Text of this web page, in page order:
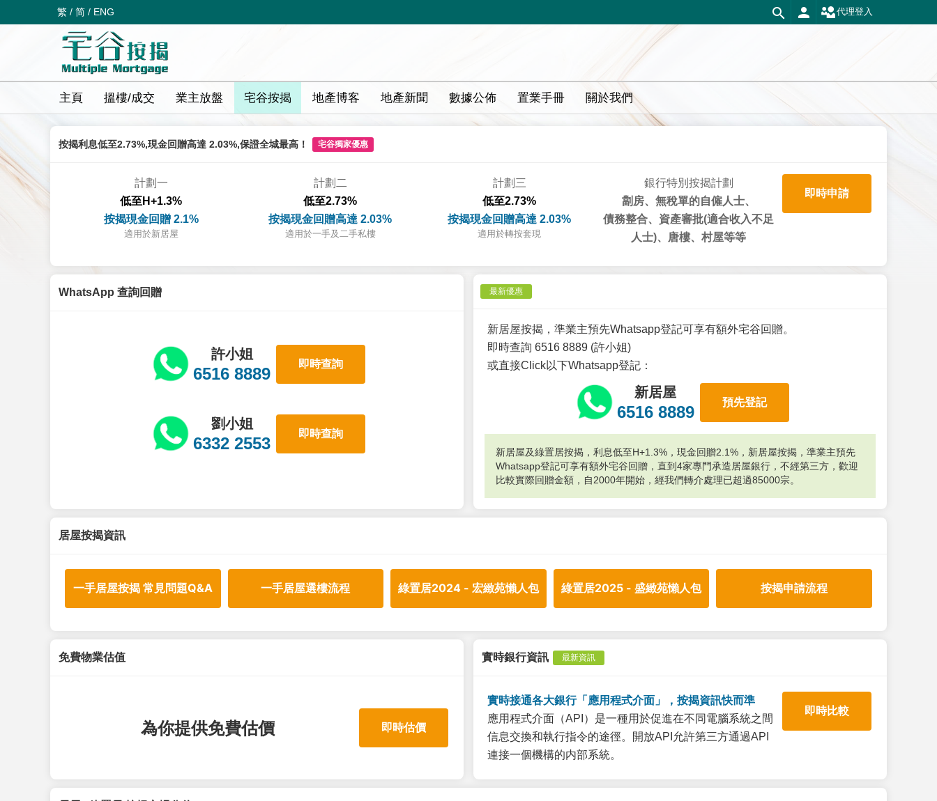
繁 / 简 / ENG 代理登入
主頁 搵樓/成交 業主放盤 宅谷按揭 地產博客 地產新聞 數據公佈 置業手冊 關於我們
按揭利息低至2.73%,現金回贈高達 2.03%,保證全城最高！ 宅谷獨家優惠
計劃一
低至H+1.3%
按揭現金回贈 2.1%
適用於新居屋
計劃二
低至2.73%
按揭現金回贈高達 2.03%
適用於一手及二手私樓
計劃三
低至2.73%
按揭現金回贈高達 2.03%
適用於轉按套現
銀行特別按揭計劃
劏房、無稅單的自僱人士、
債務整合、資產審批(適合收入不足
人士)、唐樓、村屋等等
即時申請
WhatsApp 查詢回贈
許小姐
6516 8889
即時查詢
劉小姐
6332 2553
即時查詢
最新優惠
新居屋按揭，準業主預先Whatsapp登記可享有額外宅谷回贈。
即時查詢 6516 8889 (許小姐)
或直接Click以下Whatsapp登記：
新居屋
6516 8889
預先登記
新居屋及綠置居按揭，利息低至H+1.3%，現金回贈2.1%，新居屋按揭，準業主預先
Whatsapp登記可享有額外宅谷回贈，直到4家專門承造居屋銀行，不經第三方，歡迎
比較實際回贈金額，自2000年開始，經我們轉介處理已超過85000宗。
居屋按揭資訊
一手居屋按揭 常見問題Q&A 一手居屋選樓流程 綠置居2024 - 宏緻苑懶人包 綠置居2025 - 盛緻苑懶人包 按揭申請流程
免費物業估值
為你提供免費估價 即時估價
實時銀行資訊 最新資訊
實時接通各大銀行「應用程式介面」，按揭資訊快而準
應用程式介面（API）是一種用於促進在不同電腦系統之間
信息交換和執行指令的途徑。開放API允許第三方通過API
連接一個機構的内部系統。
即時比較